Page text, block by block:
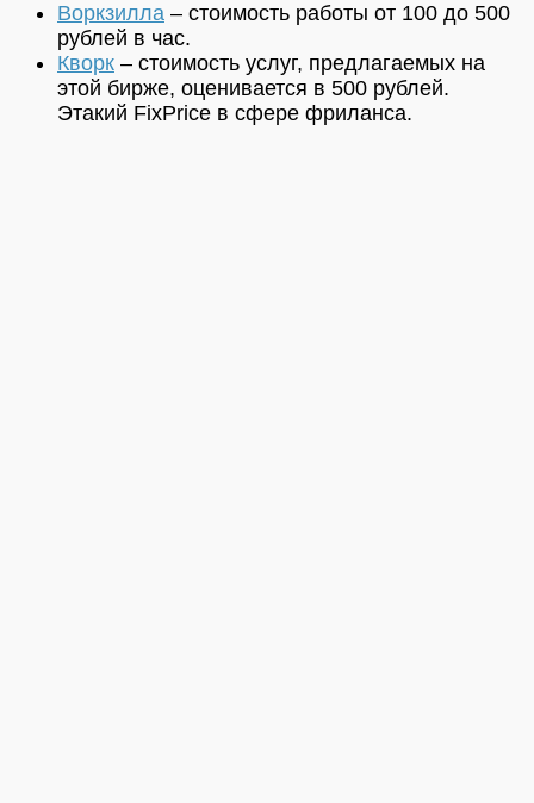
Воркзилла – стоимость работы от 100 до 500
рублей в час.
Кворк – стоимость услуг, предлагаемых на
этой бирже, оценивается в 500 рублей.
Этакий FixPrice в сфере фриланса.